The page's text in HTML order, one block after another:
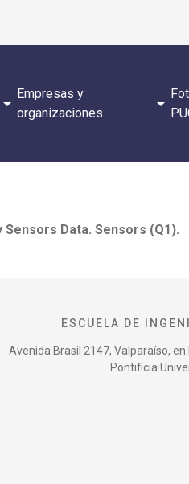
Empresas y
organizaciones
arrow_drop_down
Data. Sensors (Q1).
ESCUELA DE
Avenida Brasil 2147, Valparaíso,
Pontificia